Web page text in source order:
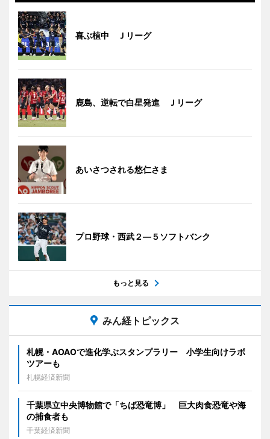
喜ぶ植中 Ｊリーグ
鹿島、逆転で白星発進 Ｊリーグ
あいさつされる悠仁さま
プロ野球・西武２―５ソフトバンク
もっと見る
みん経トピックス
札幌・AOAOで進化学ぶスタンプラリー 小学生向けラボ
ツアーも
札幌経済新聞
千葉県立中央博物館で「ちば恐竜博」 巨大肉食恐竜や海
の捕食者も
千葉経済新聞